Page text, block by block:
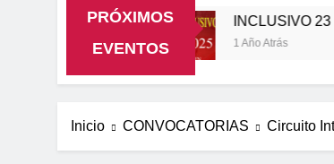
PRÓXIMOS
EVENTOS
29 noviembre INCLUSIVO 23
1 Año Atrás
Inicio CONVOCATORIAS Circuito